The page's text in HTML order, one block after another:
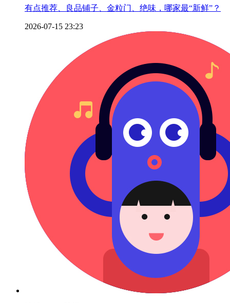
有点推荐、良品铺子、金粒门、绝味，哪家最“新鲜”？
2026-07-15 23:23